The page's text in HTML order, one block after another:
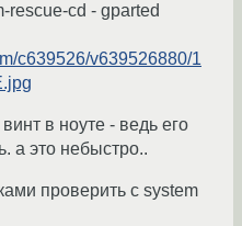
rescue-cd - gparted
c639526/v639526880/1
в ноуте - ведь его
а это небыстро..
проверить с system